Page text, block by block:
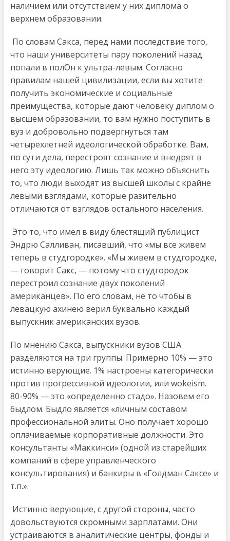
наличием или отсутствием у них диплома о
верхнем образовании.
По словам Сакса, перед нами последствие того,
что наши университеты пару поколений назад
попали в полОн к ультра-левым. Согласно
правилам нашей цивилизации, если вы хотите
получить экономические и социальные
преимущества, которые дают человеку диплом о
высшем образовании, то вам нужно поступить в
вуз и добровольно подвергнуться там
четырехлетней идеологической обработке. Вам,
по сути дела, перестроят сознание и внедрят в
него эту идеологию. Лишь так можно объяснить
то, что люди выходят из высшей школы с крайне
левыми взглядами, которые разительно
отличаются от взглядов остального населения.
Это то, что имел в виду блестящий публицист
Эндрю Салливан, писавший, что «мы все живем
теперь в студгородке». «Мы живем в студгородке,
— говорит Сакс, — потому что студгородок
перестроил сознание двух поколений
американцев». По его словам, не то чтобы в
левацкую ахинею верил буквально каждый
выпускник американских вузов.
По мнению Сакса, выпускники вузов США
разделяются на три группы. Примерно 10% — это
истинно верующие. 1% настроены категорически
против прогрессивной идеологии, или wokeism.
80-90% — это «определенно стадо». Назовем его
быдлом. Быдло является «личным составом
профессиональной элиты. Оно получает хорошо
оплачиваемые корпоративные должности. Это
консультанты «Маккинси» (одной из старейших
компаний в сфере управленческого
консультирования) и банкиры в «Голдман Саксе» и
т.п.».
Истинно верующие, с другой стороны, часто
довольствуются скромными зарплатами. Они
устраиваются в аналитические центры, фонды и